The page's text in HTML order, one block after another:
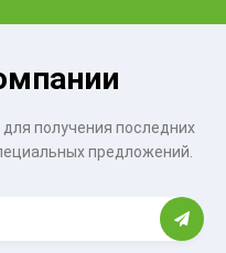
получения последних
предложений.